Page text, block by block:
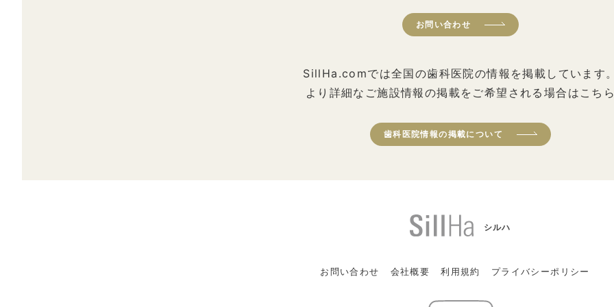
お問い合わせ
SillHa.comでは全国の歯科医院の情報を掲載しています
より詳細なご施設情報の掲載をご希望される場合はこち
歯科医院情報の掲載について
シルハ
お問い合わせ 会社概要 利用規約 プライバシーポリシー